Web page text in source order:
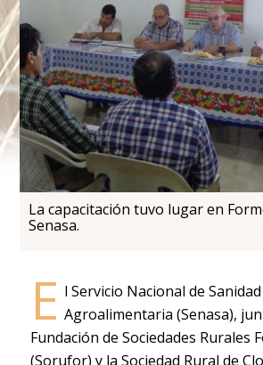
La capacitación tuvo lugar en
Senasa.
E l Servicio Nacional de
Agroalimentaria (Senasa),
Fundación de Sociedades Rurales
(Sorufor) y la Sociedad Rural de